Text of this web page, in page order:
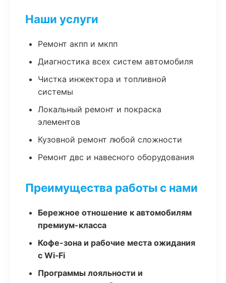
Наши услуги
Ремонт акпп и мкпп
Диагностика всех систем автомобиля
Чистка инжектора и топливной
системы
Локальный ремонт и покраска
элементов
Кузовной ремонт любой сложности
Ремонт двс и навесного оборудования
Преимущества работы с нами
Бережное отношение к автомобилям
премиум-класса
Кофе-зона и рабочие места ожидания
с Wi‑Fi
Программы лояльности и